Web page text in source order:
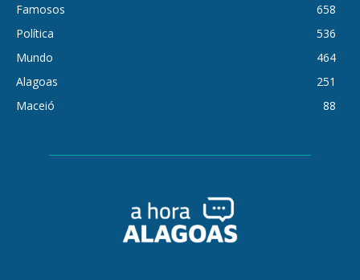
Famosos
658
Política
536
Mundo
464
Alagoas
251
Maceió
88